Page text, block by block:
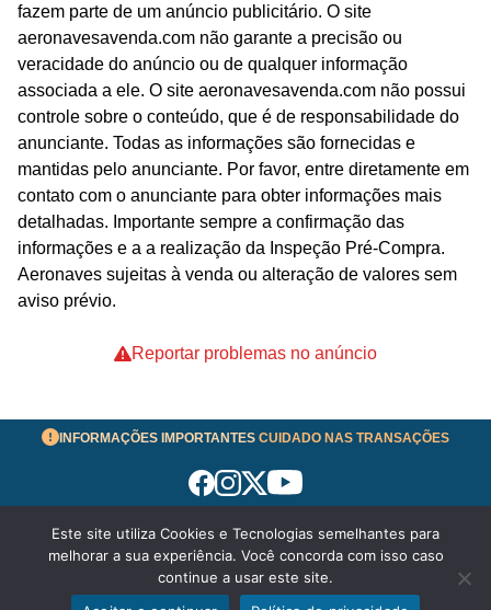
fazem parte de um anúncio publicitário. O site
aeronavesavenda.com não garante a precisão ou
veracidade do anúncio ou de qualquer informação
associada a ele. O site aeronavesavenda.com não possui
controle sobre o conteúdo, que é de responsabilidade do
anunciante. Todas as informações são fornecidas e
mantidas pelo anunciante. Por favor, entre diretamente em
contato com o anunciante para obter informações mais
detalhadas. Importante sempre a confirmação das
informações e a a realização da Inspeção Pré-Compra.
Aeronaves sujeitas à venda ou alteração de valores sem
aviso prévio.
Reportar problemas no anúncio
INFORMAÇÕES IMPORTANTES CUIDADO NAS TRANSAÇÕES
Termos de Uso
© 2026 aeronavesavenda.com | Todos os Direitos
Reservados!
Este site utiliza Cookies e Tecnologias semelhantes para
melhorar a sua experiência. Você concorda com isso caso
continue a usar este site.